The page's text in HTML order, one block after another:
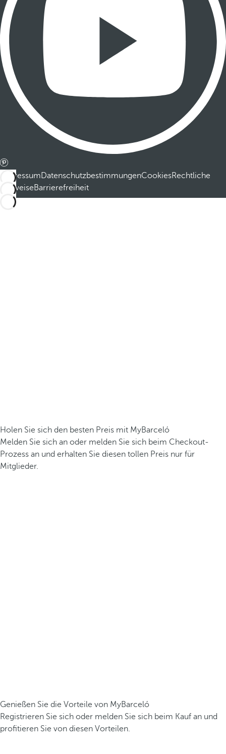
ImpressumDatenschutzbestimmungenCookiesRechtliche
HinweiseBarrierefreiheit
Holen Sie sich den besten Preis mit MyBarceló
Melden Sie sich an oder melden Sie sich beim Checkout-
Prozess an und erhalten Sie diesen tollen Preis nur für
Mitglieder.
Genießen Sie die Vorteile von MyBarceló
Registrieren Sie sich oder melden Sie sich beim Kauf an und
profitieren Sie von diesen Vorteilen.